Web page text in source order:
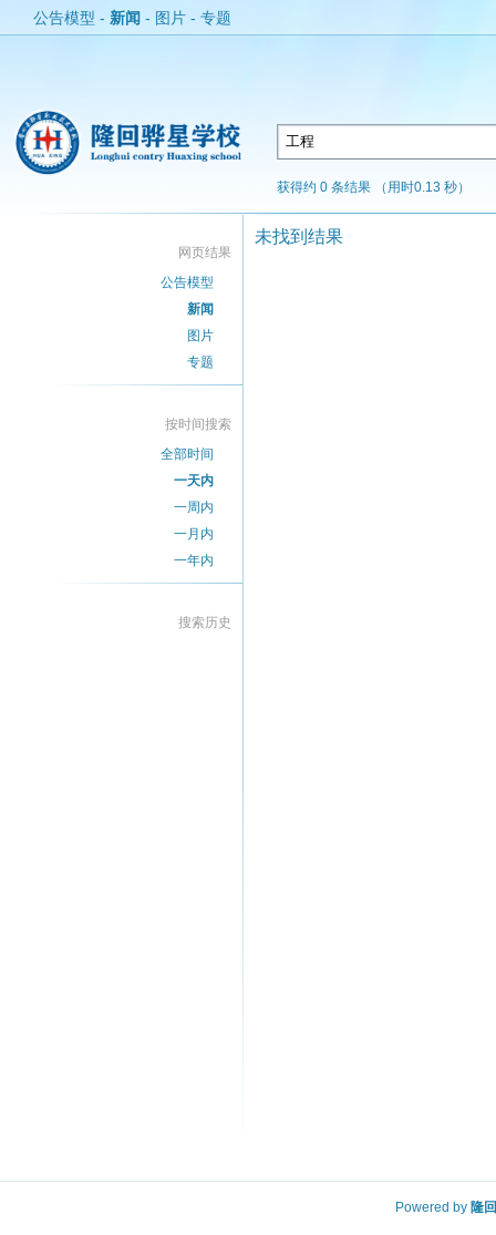
公告模型 - 新闻 - 图片 - 专题
获得约 0 条结果 （用时0.13 秒）
网页结果
公告模型
新闻
图片
专题
按时间搜索
全部时间
一天内
一周内
一月内
一年内
搜索历史
未找到结果
Powered by 隆